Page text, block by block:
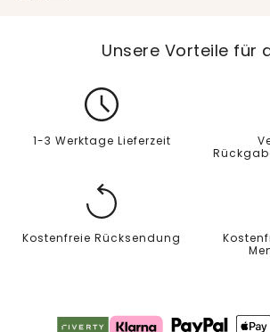
Unsere Vorteile für
1-3 Werktage Lieferzeit
Kostenfreie Rücksendung